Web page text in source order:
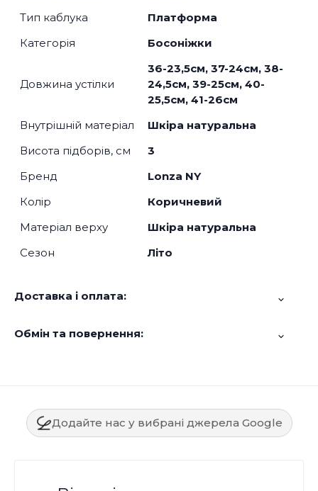
Тип каблука
Платформа
Категорія
Босоніжки
Довжина устілки
36-23,5см, 37-24см, 38-
24,5см, 39-25см, 40-
25,5см, 41-26см
Внутрішній матеріал
Шкіра натуральна
Висота підборів, см
3
Бренд
Lonza NY
Колір
Коричневий
Матеріал верху
Шкіра натуральна
Сезон
Літо
Доставка і оплата:
Обмін та повернення:
Додайте нас у вибрані джерела Google